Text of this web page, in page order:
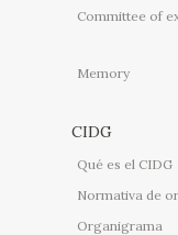
Committee of
Memory
CIDG
Qué es el CIDG
Normativa de
Organigrama